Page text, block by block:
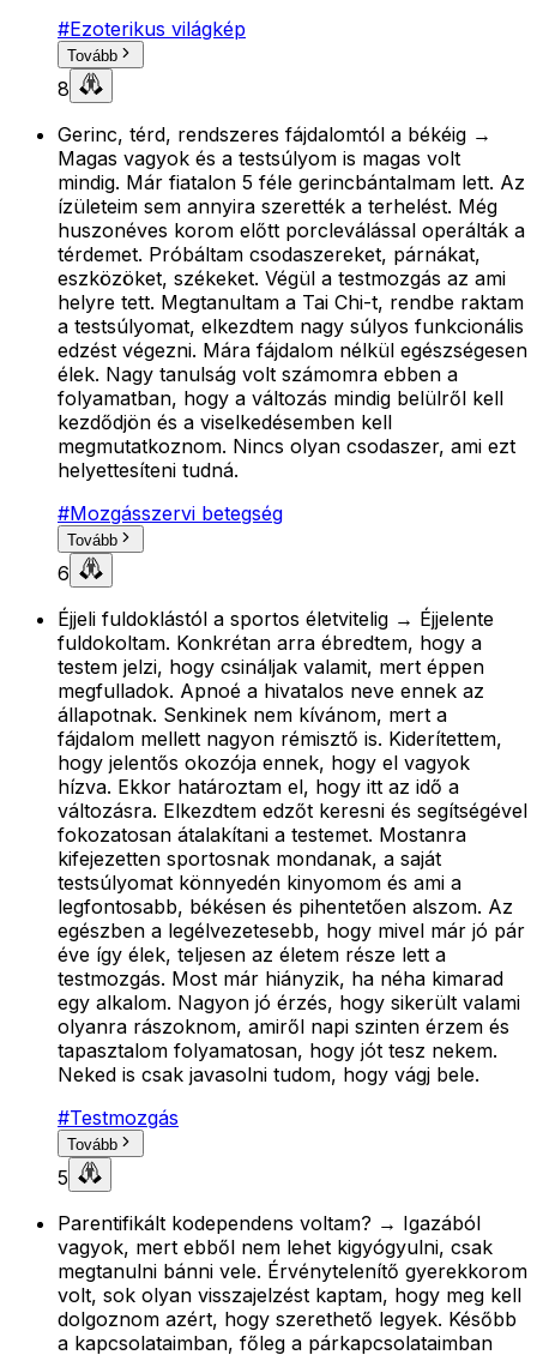
#Ezoterikus világkép
Tovább
8
Gerinc, térd, rendszeres fájdalomtól a békéig →
Magas vagyok és a testsúlyom is magas volt
mindig. Már fiatalon 5 féle gerincbántalmam lett. Az
ízületeim sem annyira szerették a terhelést. Még
huszonéves korom előtt porcleválással operálták a
térdemet. Próbáltam csodaszereket, párnákat,
eszközöket, székeket. Végül a testmozgás az ami
helyre tett. Megtanultam a Tai Chi-t, rendbe raktam
a testsúlyomat, elkezdtem nagy súlyos funkcionális
edzést végezni. Mára fájdalom nélkül egészségesen
élek. Nagy tanulság volt számomra ebben a
folyamatban, hogy a változás mindig belülről kell
kezdődjön és a viselkedésemben kell
megmutatkoznom. Nincs olyan csodaszer, ami ezt
helyettesíteni tudná.
#Mozgásszervi betegség
Tovább
6
Éjjeli fuldoklástól a sportos életvitelig → Éjjelente
fuldokoltam. Konkrétan arra ébredtem, hogy a
testem jelzi, hogy csináljak valamit, mert éppen
megfulladok. Apnoé a hivatalos neve ennek az
állapotnak. Senkinek nem kívánom, mert a
fájdalom mellett nagyon rémisztő is. Kiderítettem,
hogy jelentős okozója ennek, hogy el vagyok
hízva. Ekkor határoztam el, hogy itt az idő a
változásra. Elkezdtem edzőt keresni és segítségével
fokozatosan átalakítani a testemet. Mostanra
kifejezetten sportosnak mondanak, a saját
testsúlyomat könnyedén kinyomom és ami a
legfontosabb, békésen és pihentetően alszom. Az
egészben a legélvezetesebb, hogy mivel már jó pár
éve így élek, teljesen az életem része lett a
testmozgás. Most már hiányzik, ha néha kimarad
egy alkalom. Nagyon jó érzés, hogy sikerült valami
olyanra rászoknom, amiről napi szinten érzem és
tapasztalom folyamatosan, hogy jót tesz nekem.
Neked is csak javasolni tudom, hogy vágj bele.
#Testmozgás
Tovább
5
Parentifikált kodependens voltam? → Igazából
vagyok, mert ebből nem lehet kigyógyulni, csak
megtanulni bánni vele. Érvénytelenítő gyerekkorom
volt, sok olyan visszajelzést kaptam, hogy meg kell
dolgoznom azért, hogy szerethető legyek. Később
a kapcsolataimban, főleg a párkapcsolataimban